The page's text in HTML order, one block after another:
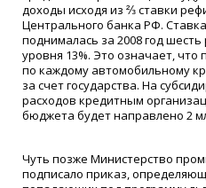
доходы исходя из ⅔ ставки
Центрального банка РФ.
поднималась за 2008 год шесть
уровня 13%. Это означает, что
по каждому автомобильному
за счет государства. На
расходов кредитным
бюджета будет направлено 2
Чуть позже Министерство
подписало приказ,